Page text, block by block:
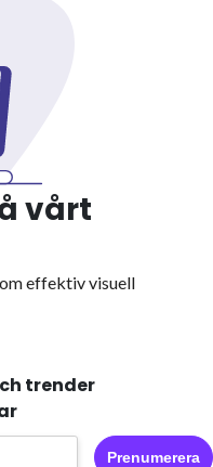
vårt
effektiv visuell
trender
Prenumerera